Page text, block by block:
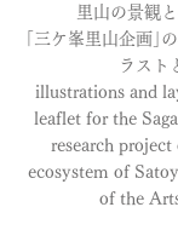
里山の景観
｢三ケ峯里山企画｣
ラスト
illustrations and
leaflet for the
research project
ecosystem of
of the